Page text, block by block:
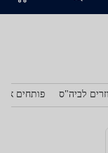
לביה"ס פותחים את